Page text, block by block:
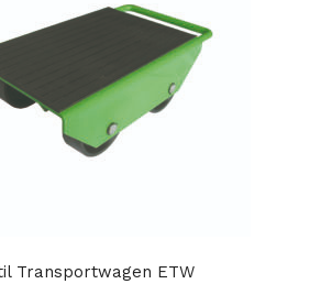
Transportwagen ETW